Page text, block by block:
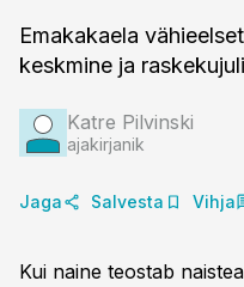
Emakakaela
keskmine ja
Katre Pilvinski
ajakirjanik
Jaga Salvesta Vihja
Kui naine teostab